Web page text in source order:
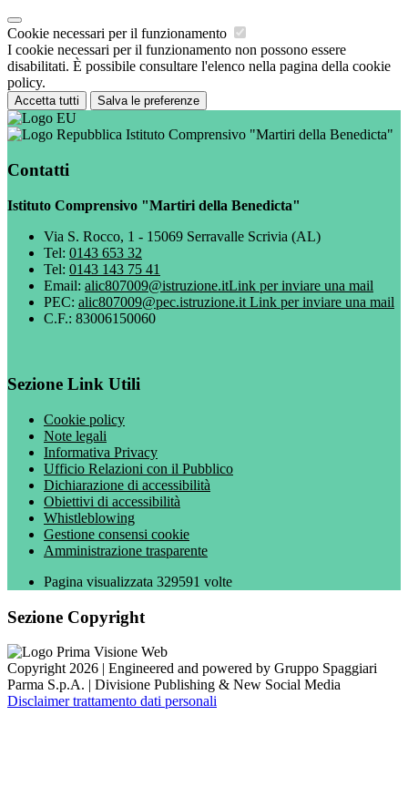
Cookie necessari per il funzionamento
I cookie necessari per il funzionamento non possono essere
disabilitati. È possibile consultare l'elenco nella pagina della cookie
policy.
Accetta tutti Salva le preferenze
Istituto Comprensivo "Martiri della Benedicta"
Contatti
Istituto Comprensivo "Martiri della Benedicta"
Via S. Rocco, 1 - 15069 Serravalle Scrivia (AL)
Tel: 0143 653 32
Tel: 0143 143 75 41
Email: alic807009@istruzione.itLink per inviare una mail
PEC: alic807009@pec.istruzione.it Link per inviare una mail
C.F.: 83006150060
Sezione Link Utili
Cookie policy
Note legali
Informativa Privacy
Ufficio Relazioni con il Pubblico
Dichiarazione di accessibilità
Obiettivi di accessibilità
Whistleblowing
Gestione consensi cookie
Amministrazione trasparente
Pagina visualizzata 329591 volte
Sezione Copyright
Copyright 2026 | Engineered and powered by Gruppo Spaggiari
Parma S.p.A. | Divisione Publishing & New Social Media
Disclaimer trattamento dati personali